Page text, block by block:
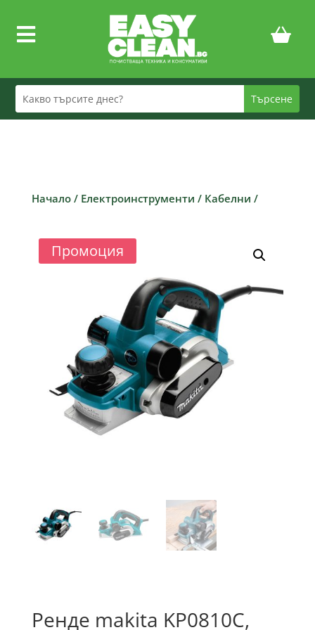

Начало/ Електроинструменти / Кабелни /
Промоция
Ренде makita KP0810C,